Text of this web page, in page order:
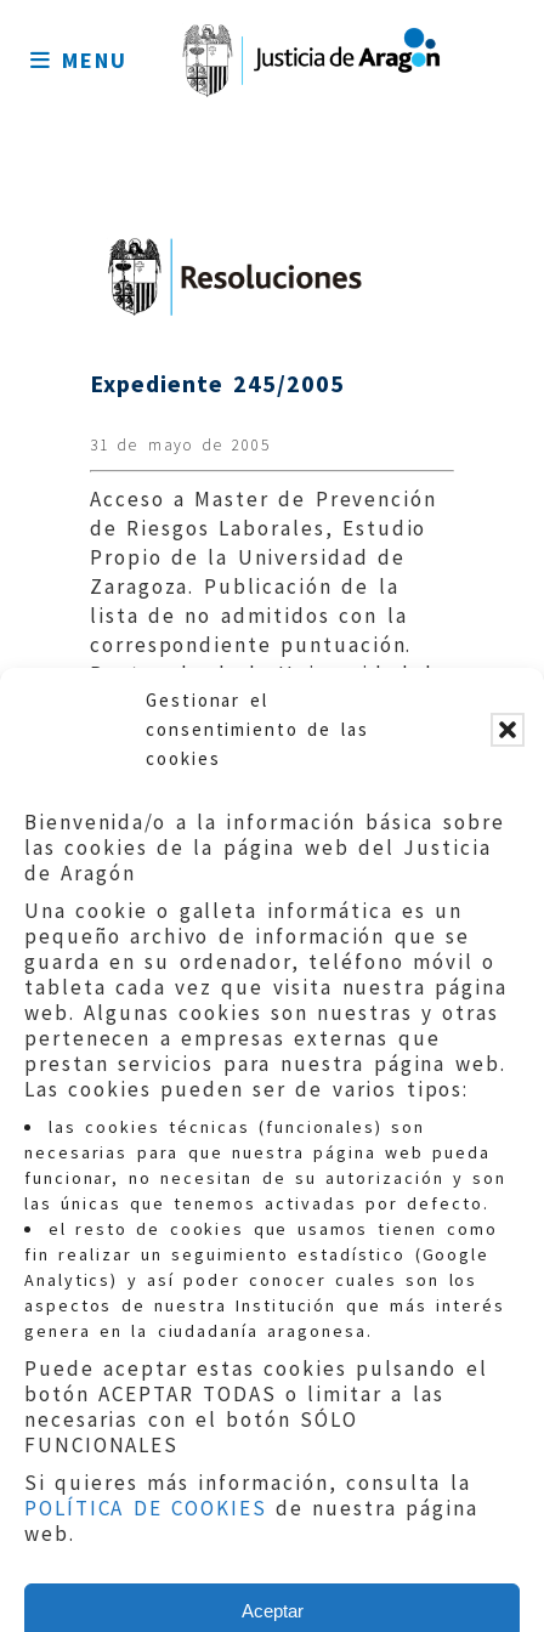
Gestionar el
consentimiento de las
cookies
Bienvenida/o a la información básica sobre
las cookies de la página web del Justicia
de Aragón
Una cookie o galleta informática es un
pequeño archivo de información que se
guarda en su ordenador, teléfono móvil o
tableta cada vez que visita nuestra página
web. Algunas cookies son nuestras y otras
pertenecen a empresas externas que
prestan servicios para nuestra página web.
Las cookies pueden ser de varios tipos:
las cookies técnicas (funcionales) son
necesarias para que nuestra página web pueda
funcionar, no necesitan de su autorización y son
las únicas que tenemos activadas por defecto.
el resto de cookies que usamos tienen como
fin realizar un seguimiento estadístico (Google
Analytics) y así poder conocer cuales son los
aspectos de nuestra Institución que más interés
genera en la ciudadanía aragonesa.
Puede aceptar estas cookies pulsando el
botón ACEPTAR TODAS o limitar a las
necesarias con el botón SÓLO
FUNCIONALES
Si quieres más información, consulta la
POLÍTICA DE COOKIES de nuestra página
web.
Aceptar
sitio
MENU
Expediente 245/2005
31 de mayo de 2005
Acceso a Master de Prevención
de Riesgos Laborales, Estudio
Propio de la Universidad de
Zaragoza. Publicación de la
lista de no admitidos con la
correspondiente puntuación.
Rectorado de la Universidad de
Zaragoza.
Quejas:quejas@eljusticiadearagon.es
Información general:
informacion@eljusticiadearagon.es
Teléfonos:900 210 210/
Aviso legal|Política de privacidad|
Protección de Datos
Política de cookies